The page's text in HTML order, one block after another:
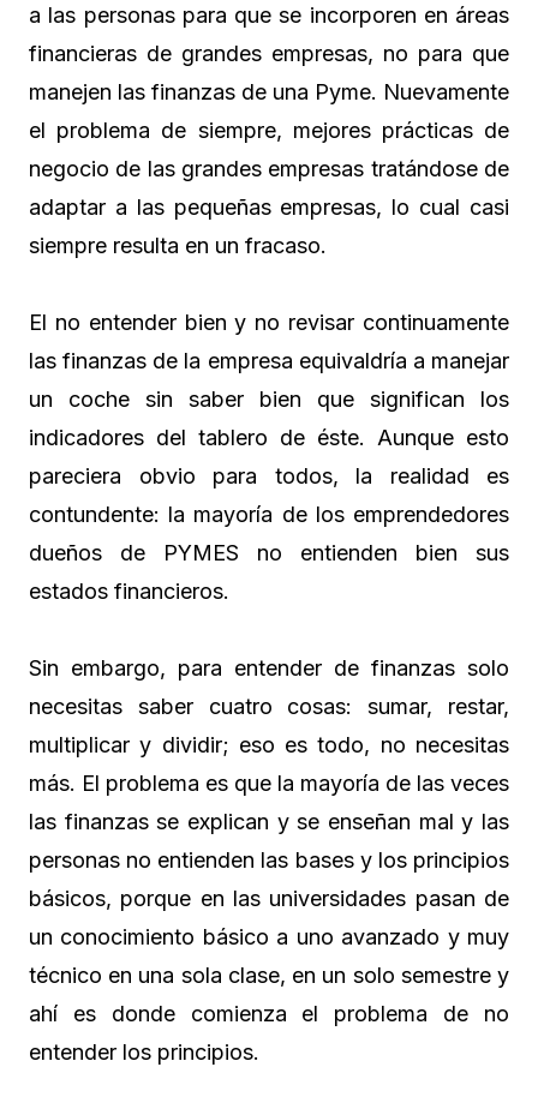
a las personas para que se incorporen en áreas
financieras de grandes empresas, no para que
manejen las finanzas de una Pyme. Nuevamente
el problema de siempre, mejores prácticas de
negocio de las grandes empresas tratándose de
adaptar a las pequeñas empresas, lo cual casi
siempre resulta en un fracaso.
El no entender bien y no revisar continuamente
las finanzas de la empresa equivaldría a manejar
un coche sin saber bien que significan los
indicadores del tablero de éste. Aunque esto
pareciera obvio para todos, la realidad es
contundente: la mayoría de los emprendedores
dueños de PYMES no entienden bien sus
estados financieros.
Sin embargo, para entender de finanzas solo
necesitas saber cuatro cosas: sumar, restar,
multiplicar y dividir; eso es todo, no necesitas
más. El problema es que la mayoría de las veces
las finanzas se explican y se enseñan mal y las
personas no entienden las bases y los principios
básicos, porque en las universidades pasan de
un conocimiento básico a uno avanzado y muy
técnico en una sola clase, en un solo semestre y
ahí es donde comienza el problema de no
entender los principios.